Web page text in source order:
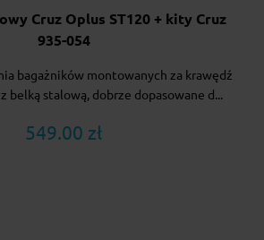
Cruz Oplus ST120 + kity Cruz
935-054
bagażników montowanych za krawędź
belką stalową, dobrze dopasowane d...
549.00 zł